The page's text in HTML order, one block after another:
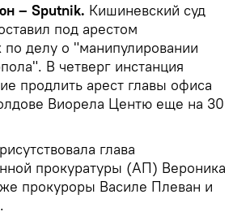
– Sputnik. Кишиневский суд
под арестом
делу о "манипулировании
В четверг инстанция
продлить арест главы офиса
Виорела Центю еще на 30
глава
прокуратуры (АП) Вероника
прокуроры Василе Плеван и